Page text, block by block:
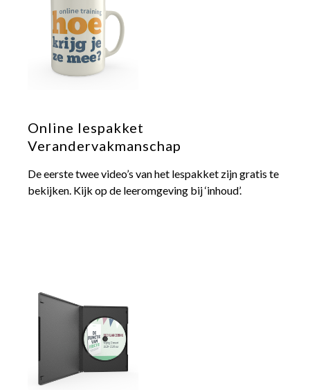
Online lespakket
Verandervakmanschap
De eerste twee video’s van het lespakket zijn gratis te
bekijken. Kijk op de leeromgeving bij ‘inhoud’.